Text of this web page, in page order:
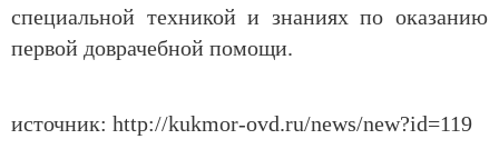
специальной техникой и знаниях по оказанию
первой доврачебной помощи.
источник: http://kukmor-ovd.ru/news/new?id=119